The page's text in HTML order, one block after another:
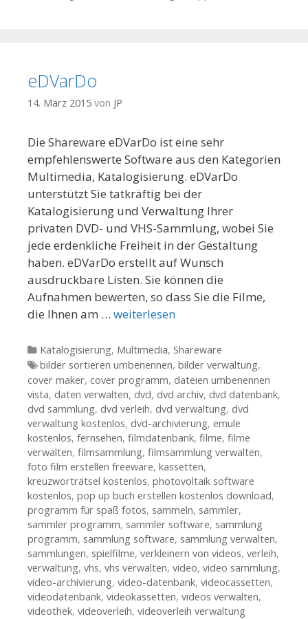
eDVarDo
14. März 2015 von JP
Die Shareware eDVarDo ist eine sehr
empfehlenswerte Software aus den Kategorien
Multimedia, Katalogisierung. eDVarDo
unterstützt Sie tatkräftig bei der
Katalogisierung und Verwaltung Ihrer
privaten DVD- und VHS-Sammlung, wobei Sie
jede erdenkliche Freiheit in der Gestaltung
haben. eDVarDo erstellt auf Wunsch
ausdruckbare Listen. Sie können die
Aufnahmen bewerten, so dass Sie die Filme,
die Ihnen am … weiterlesen
Kategorien
Katalogisierung, Multimedia, Shareware
Tags
bilder sortieren umbenennen, bilder verwaltung,
cover maker, cover programm, dateien umbenennen
vista, daten verwalten, dvd, dvd archiv, dvd datenbank,
dvd sammlung, dvd verleih, dvd verwaltung, dvd
verwaltung kostenlos, dvd-archivierung, emule
kostenlos, fernsehen, filmdatenbank, filme, filme
verwalten, filmsammlung, filmsammlung verwalten,
foto film erstellen freeware, kassetten,
kreuzworträtsel kostenlos, photovoltaik software
kostenlos, pop up buch erstellen kostenlos download,
programm für spaß fotos, sammeln, sammler,
sammler programm, sammler software, sammlung
programm, sammlung software, sammlung verwalten,
sammlungen, spielfilme, verkleinern von videos, verleih,
verwaltung, vhs, vhs verwalten, video, video sammlung,
video-archivierung, video-datenbank, videocassetten,
videodatenbank, videokassetten, videos verwalten,
videothek, videoverleih, videoverleih verwaltung